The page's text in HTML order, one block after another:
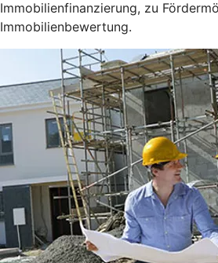
Immobilienfinanzierung, zu
Immobilienbewertung.